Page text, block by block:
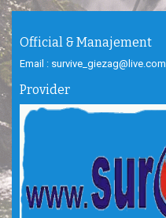
Official & Manajement
Email : survive_giezag@live.com
Provider